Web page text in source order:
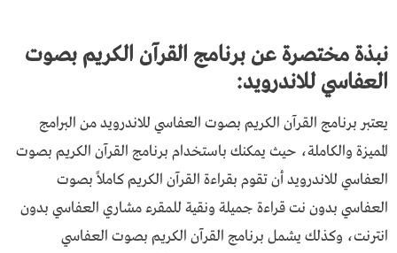
نبذة مختصرة عن برنامج القرآن الكريم بصوت
العفاسي للاندرويد:
يعتبر برنامج القرآن الكريم بصوت العفاسي للاندرويد من البرامج
المميزة والكاملة، حيث يمكنك باستخدام برنامج القرآن الكريم بصوت
العفاسي للاندرويد أن تقوم بقراءة القرآن الكريم كاملاً بصوت
العفاسي بدون نت قراءة جميلة ونقية للمقرء مشاري العفاسي بدون
انترنت، وكذلك يشمل برنامج القرآن الكريم بصوت العفاسي